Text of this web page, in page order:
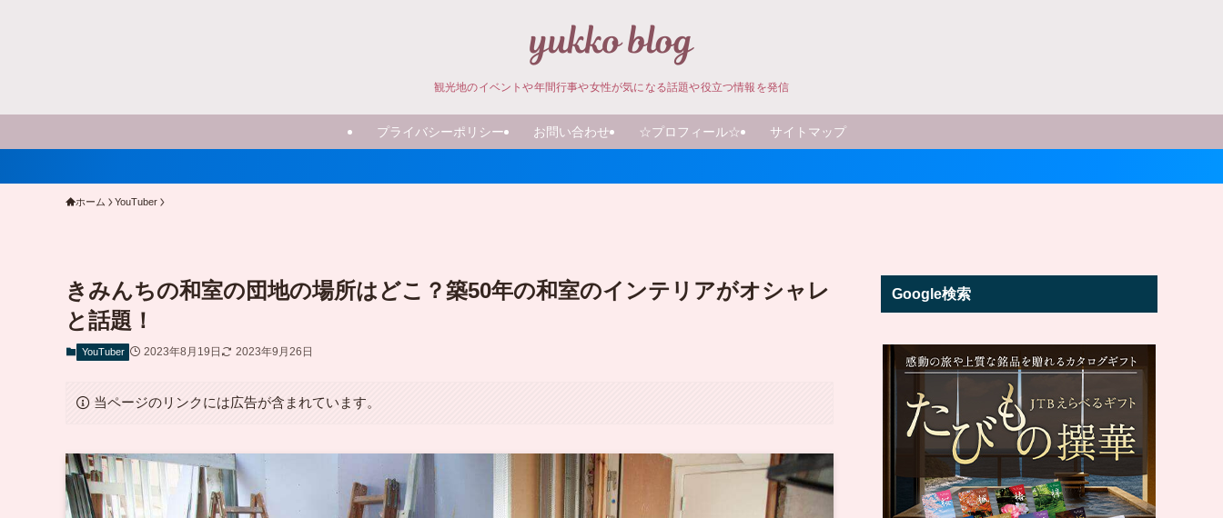
観光地のイベントや年間行事や女性が気になる話題や役立つ情報を発信
プライバシーポリシー お問い合わせ ☆プロフィール☆ サイトマップ
ホーム YouTuber
きみんちの和室の団地の場所はどこ？築50年の和室のインテリアがオシャレ
と話題！
YouTuber 2023年8月19日 2023年9月26日
当ページのリンクには広告が含まれています。
Google検索